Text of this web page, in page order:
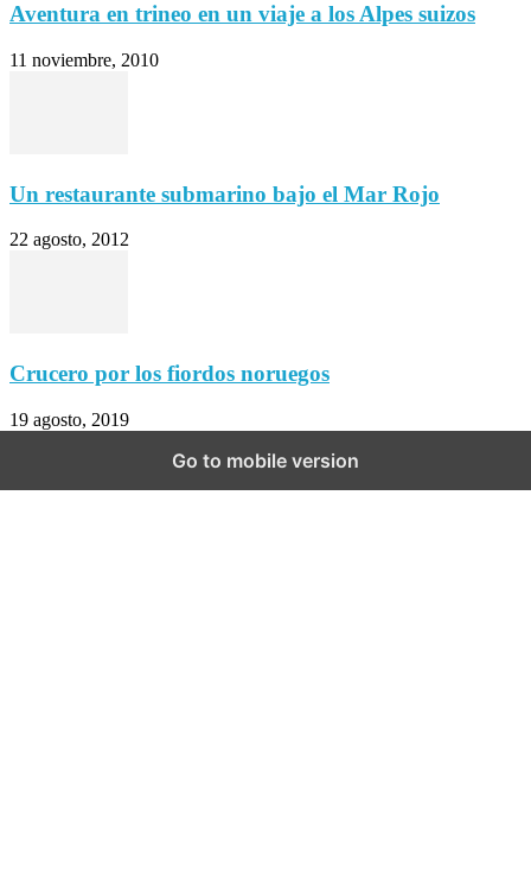
Aventura en trineo en un viaje a los Alpes suizos
11 noviembre, 2010
Un restaurante submarino bajo el Mar Rojo
22 agosto, 2012
Crucero por los fiordos noruegos
19 agosto, 2019
Go to mobile version